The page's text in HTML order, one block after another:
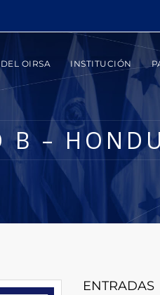
OIRSA INSTITUCIÓN
B –
ENTRADAS